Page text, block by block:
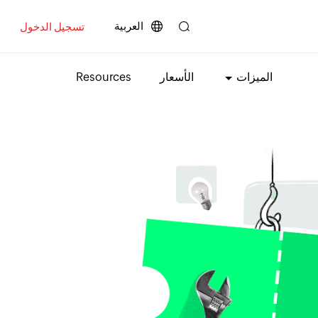
العربية تسجيل الدخول
الميزات الأسعار Resources